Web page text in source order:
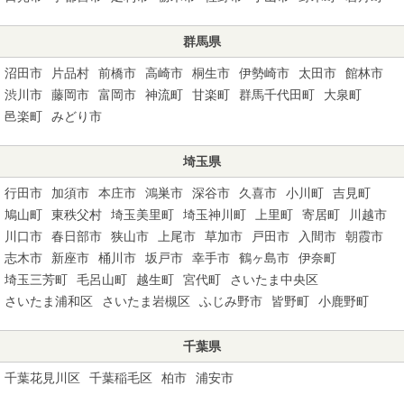
群馬県
沼田市 片品村 前橋市 高崎市 桐生市 伊勢崎市 太田市
館林市
渋川市
藤岡市 富岡市 神流町 甘楽町 群馬千代田町
大泉町
邑楽町
みどり市
埼玉県
行田市 加須市 本庄市 鴻巣市 深谷市 久喜市 小川町
吉見町
鳩山町
東秩父村 埼玉美里町 埼玉神川町 上里町 寄居町
川越市
川口市
春日部市 狭山市 上尾市 草加市 戸田市 入間市
朝霞市
志木市
新座市 桶川市 坂戸市 幸手市 鶴ヶ島市
伊奈町
埼玉三芳町
毛呂山町 越生町 宮代町
さいたま中央区
さいたま浦和区
さいたま岩槻区 ふじみ野市 皆野町 小鹿野町
千葉県
千葉花見川区 千葉稲毛区 柏市 浦安市